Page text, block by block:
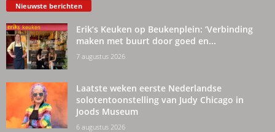
Nieuwste berichten
Erik’s Keuken op Beukenplein: ‘Verbinding
maken met buurt door goed en...
7 augustus 2026
Laatste weken eerste Nederlandse
solotentoonstelling van Judy Chicago in
Joods Museum
6 augustus 2026